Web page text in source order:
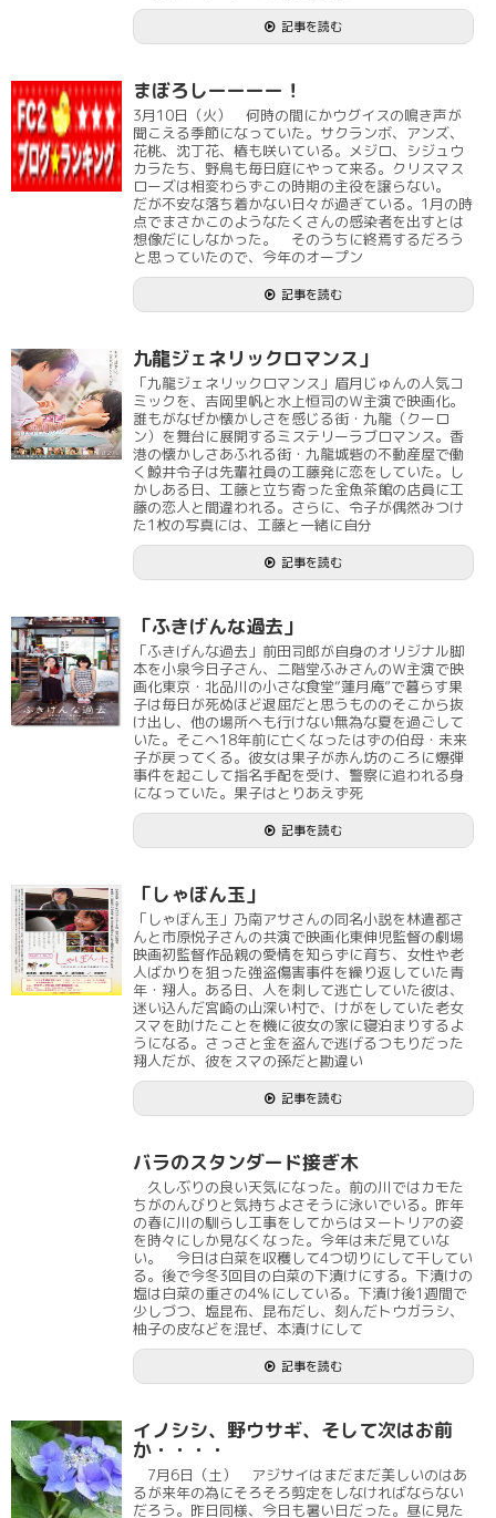
記事を読む
まぼろしーーーー！
3月10日（火） 何時の間にかウグイスの鳴き声が
聞こえる季節になっていた。サクランボ、アンズ、
花桃、沈丁花、椿も咲いている。メジロ、シジュウ
カラたち、野鳥も毎日庭にやって来る。クリスマス
ローズは相変わらずこの時期の主役を譲らない。
だが不安な落ち着かない日々が過ぎている。1月の時
点でまさかこのようなたくさんの感染者を出すとは
想像だにしなかった。 そのうちに終焉するだろう
と思っていたので、今年のオープン
記事を読む
九龍ジェネリックロマンス」
「九龍ジェネリックロマンス」眉月じゅんの人気コ
ミックを、吉岡里帆と水上恒司のＷ主演で映画化。
誰もがなぜか懐かしさを感じる街・九龍（クーロ
ン）を舞台に展開するミステリーラブロマンス。香
港の懐かしさあふれる街・九龍城砦の不動産屋で働
く鯨井令子は先輩社員の工藤発に恋をしていた。し
かしある日、工藤と立ち寄った金魚茶館の店員に工
藤の恋人と間違われる。さらに、令子が偶然みつけ
た1枚の写真には、工藤と一緒に自分
記事を読む
「ふきげんな過去」
「ふきげんな過去」前田司郎が自身のオリジナル脚
本を小泉今日子さん、二階堂ふみさんのＷ主演で映
画化東京・北品川の小さな食堂“蓮月庵”で暮らす果
子は毎日が死ぬほど退屈だと思うもののそこから抜
け出し、他の場所へも行けない無為な夏を過ごして
いた。そこへ18年前に亡くなったはずの伯母・未来
子が戻ってくる。彼女は果子が赤ん坊のころに爆弾
事件を起こして指名手配を受け、警察に追われる身
になっていた。果子はとりあえず死
記事を読む
「しゃぼん玉」
「しゃぼん玉」乃南アサさんの同名小説を林遣都さ
んと市原悦子さんの共演で映画化東伸児監督の劇場
映画初監督作品親の愛情を知らずに育ち、女性や老
人ばかりを狙った強盗傷害事件を繰り返していた青
年・翔人。ある日、人を刺して逃亡していた彼は、
迷い込んだ宮崎の山深い村で、けがをしていた老女
スマを助けたことを機に彼女の家に寝泊まりするよ
うになる。さっさと金を盗んで逃げるつもりだった
翔人だが、彼をスマの孫だと勘違い
記事を読む
バラのスタンダード接ぎ木
久しぶりの良い天気になった。前の川ではカモた
ちがのんびりと気持ちよさそうに泳いでいる。昨年
の春に川の馴らし工事をしてからはヌートリアの姿
を時々にしか見なくなった。今年は未だ見ていな
い。 今日は白菜を収穫して4つ切りにして干してい
る。後で今冬3回目の白菜の下漬けにする。下漬けの
塩は白菜の重さの4％にしている。下漬け後1週間で
少しづつ、塩昆布、昆布だし、刻んだトウガラシ、
柚子の皮などを混ぜ、本漬けにして
記事を読む
イノシシ、野ウサギ、そして次はお前
か・・・・
7月6日（土） アジサイはまだまだ美しいのはあ
るが来年の為にそろそろ剪定をしなければならない
だろう。昨日同様、今日も暑い日だった。昼に見た